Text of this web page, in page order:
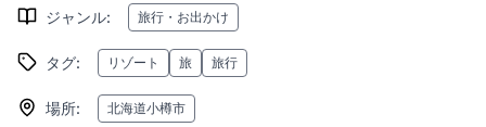
ジャンル: 旅行・お出かけ
タグ: リゾート 旅 旅行
場所: 北海道小樽市